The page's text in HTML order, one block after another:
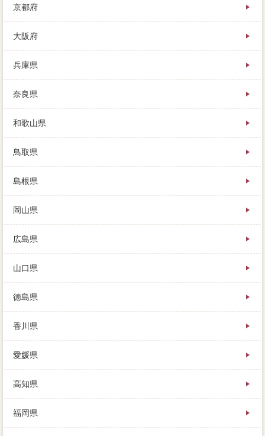
京都府
大阪府
兵庫県
奈良県
和歌山県
鳥取県
島根県
岡山県
広島県
山口県
徳島県
香川県
愛媛県
高知県
福岡県